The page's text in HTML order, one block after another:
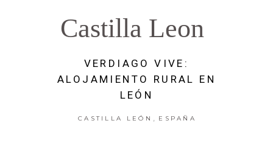
Castilla Leon
VERDIAGO VIVE:
ALOJAMIENTO RURAL EN
LEÓN
CASTILLA LEÓN , ESPAÑA